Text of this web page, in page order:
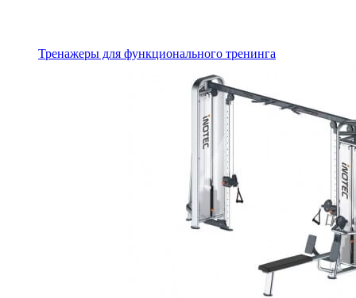
Тренажеры для функционального тренинга